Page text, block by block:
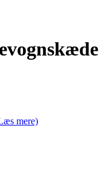
mere)